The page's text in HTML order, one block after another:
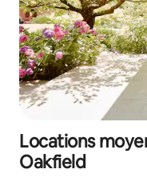
Locations
Oakfield